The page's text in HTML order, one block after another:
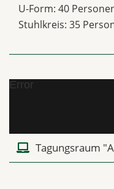
U-Form: 40
Stuhlkreis: 35
Error
Tagungsraum